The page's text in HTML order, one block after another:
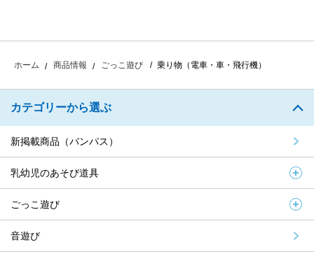
ホーム 商品情報 ごっこ遊び 乗り物（電車・車・飛行機）
カテゴリーから選ぶ
新掲載商品（バンパス）
乳幼児のあそび道具
ごっこ遊び
音遊び